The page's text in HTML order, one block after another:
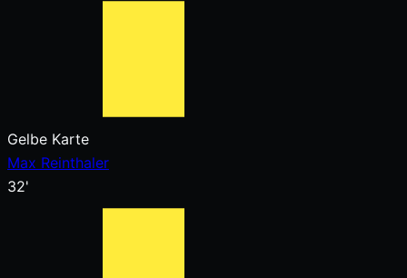
Gelbe Karte
Max Reinthaler
32'